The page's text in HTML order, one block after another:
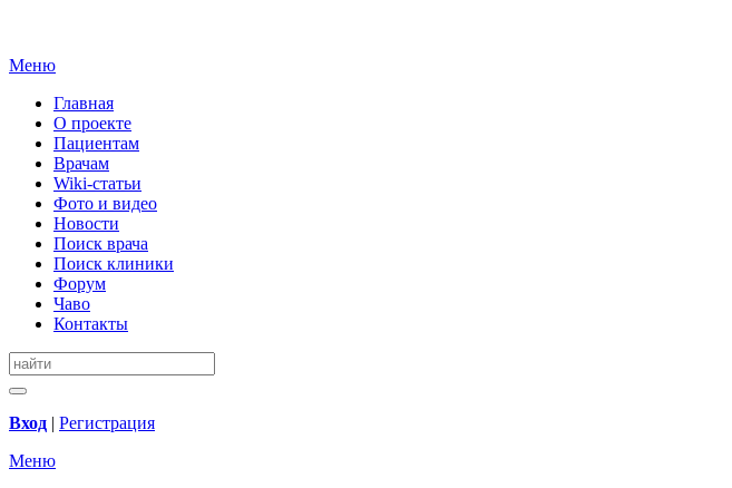
Меню
Главная
О проекте
Пациентам
Врачам
Wiki-статьи
Фото и видео
Новости
Поиск врача
Поиск клиники
Форум
Чаво
Контакты
Вход | Регистрация
Меню